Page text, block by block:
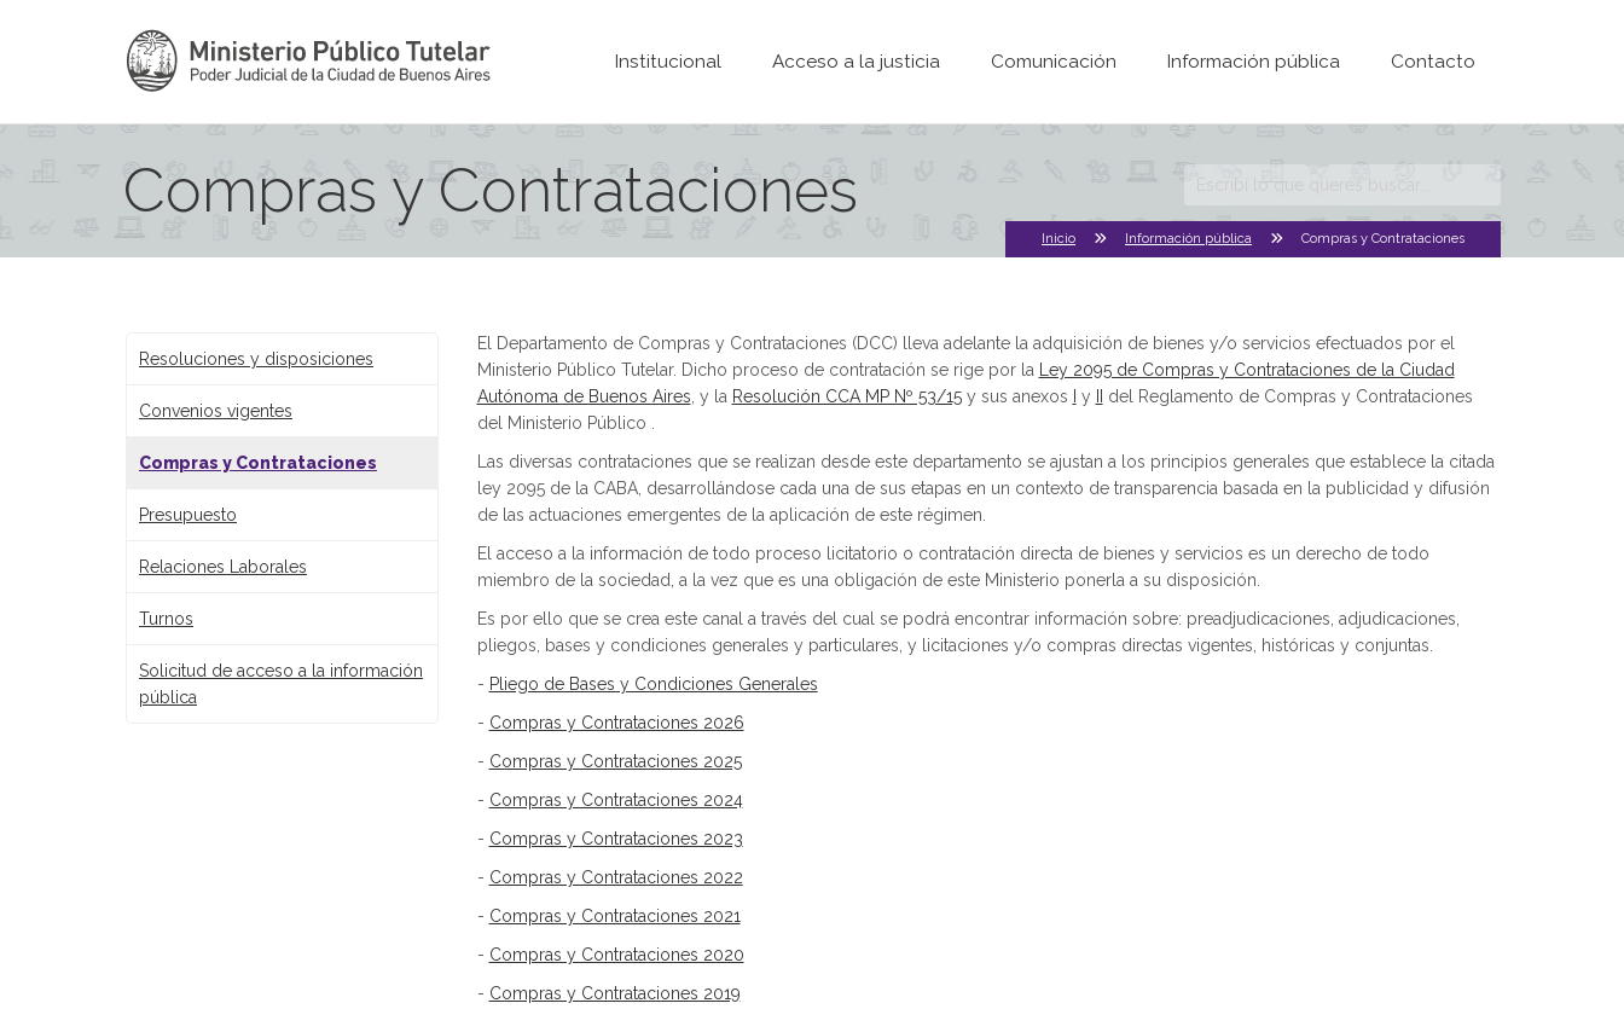
Institucional Acceso a la justicia Comunicación Información pública Contacto
Compras y Contrataciones
Formulario de
búsqueda
Inicio Información pública Compras y Contrataciones
Resoluciones y disposiciones
Convenios vigentes
Compras y Contrataciones
Presupuesto
Relaciones Laborales
Turnos
Solicitud de acceso a la información
pública
El Departamento de Compras y Contrataciones (DCC) lleva adelante la adquisición de bienes y/o servicios efectuados por el
Ministerio Público Tutelar. Dicho proceso de contratación se rige por la
Ley 2095 de Compras y Contrataciones de la Ciudad
Autónoma de Buenos Aires , y la Resolución CCA MP Nº 53/15y sus anexos y
del Reglamento de Compras y Contrataciones
del Ministerio Público .
Las diversas contrataciones que se realizan desde este departamento se ajustan a los principios generales que establece la citada
ley 2095 de la CABA, desarrollándose cada una de sus etapas en un contexto de transparencia basada en la publicidad y difusión
de las actuaciones emergentes de la aplicación de este régimen.
El acceso a la información de todo proceso licitatorio o contratación directa de bienes y servicios es un derecho de todo
miembro de la sociedad, a la vez que es una obligación de este Ministerio ponerla a su disposición.
Es por ello que se crea este canal a través del cual se podrá encontrar información sobre: preadjudicaciones, adjudicaciones,
pliegos, bases y condiciones generales y particulares, y licitaciones y/o compras directas vigentes, históricas y conjuntas.
- Pliego de Bases y Condiciones Generales
- Compras y Contrataciones 2026
- Compras y Contrataciones 2025
- Compras y Contrataciones 2024
- Compras y Contrataciones 2023
- Compras y Contrataciones 2022
- Compras y Contrataciones 2021
- Compras y Contrataciones 2020
- Compras y Contrataciones 2019